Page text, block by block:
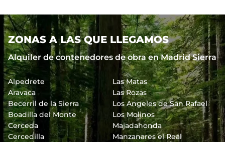
ZONAS A LAS QUE LLEGAMOS
Alquiler de contenedores de obra en Madrid Sierra
Alpedrete
Aravaca
Becerril de la Sierra
Boadilla del Monte
Cerceda
Cercedilla
Las Matas
Las Rozas
Los Angeles de San Rafael
Los Molinos
Majadahonda
Manzanares el Real